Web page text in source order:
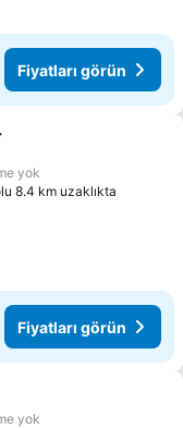
Fiyatları görün
ekle
yok
8.4 km uzaklıkta
Fiyatları görün
ekle
yok